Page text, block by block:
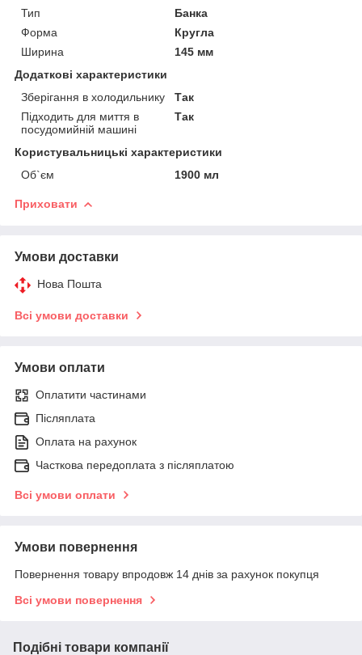
Тип
Банка
Форма
Кругла
Ширина
145 мм
Додаткові характеристики
Зберігання в холодильнику
Так
Підходить для миття в
посудомийній машині
Так
Користувальницькі характеристики
Об`єм
1900 мл
Приховати
Умови доставки
Нова Пошта
Всі умови доставки
Умови оплати
Оплатити частинами
Післяплата
Оплата на рахунок
Часткова передоплата з післяплатою
Всі умови оплати
Умови повернення
Повернення товару впродовж 14 днів за рахунок покупця
Всі умови повернення
Подібні товари компанії